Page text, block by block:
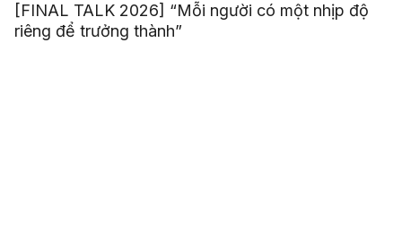
[FINAL TALK 2026] “Mỗi người có một nhịp độ
riêng để trưởng thành”